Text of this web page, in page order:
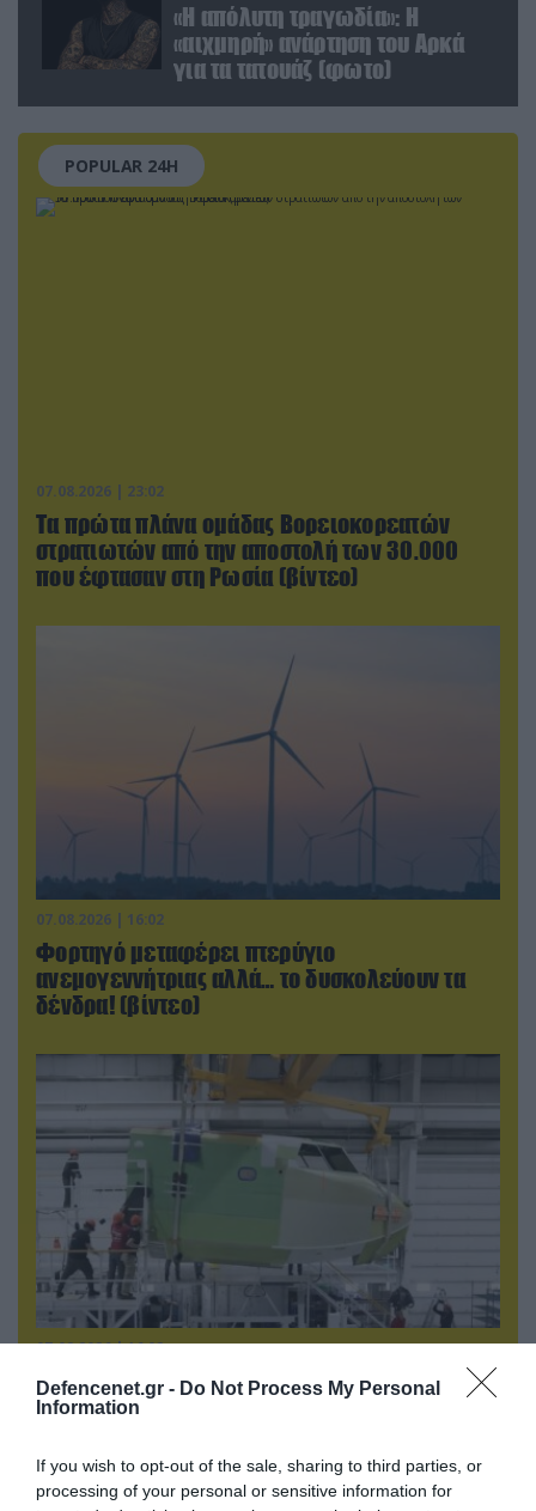
Defencenet.gr - Do Not Process My Personal
Information
If you wish to opt-out of the sale, sharing to third parties, or
processing of your personal or sensitive information for
«Η απόλυτη τραγωδία»: Η
«αιχμηρή» ανάρτηση του Αρκά
για τα τατουάζ (φωτο)
POPULAR 24H
07.08.2026 | 23:02
Τα πρώτα πλάνα ομάδας Βορειοκορεατών
στρατιωτών από την αποστολή των 30.000
που έφτασαν στη Ρωσία (βίντεο)
07.08.2026 | 16:02
Φορτηγό μεταφέρει πτερύγιο
ανεμογεννήτριας αλλά… το δυσκολεύουν τα
δένδρα! (βίντεο)
07.08.2026 | 16:02
Κ.Τσίγκας για νέα Canadair DHC-515: «Θα
πετούν τη νύχτα αλλά δεν θα πραγματοποιούν